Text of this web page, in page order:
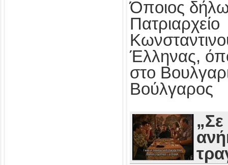
Όποιος
Πατριαρχείο
Έλληνας,
στο
Βούλγαρος